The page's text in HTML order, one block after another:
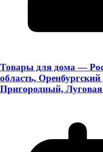
Товары для дома —
область,
Пригородный,